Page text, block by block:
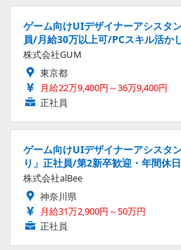
ゲーム向けUIデザイナーアシスタ
員/月給30万以上可/PCスキル活か
株式会社GUM
東京都
月給22万9,400円～36万9,400円
正社員
ゲーム向けUIデザイナーアシスタ
り」正社員/第2新卒歓迎・年間休
株式会社alBee
神奈川県
月給31万2,900円～50万円
正社員